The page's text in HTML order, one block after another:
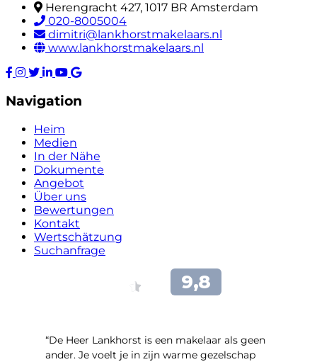
Herengracht 427, 1017 BR Amsterdam
020-8005004
dimitri@lankhorstmakelaars.nl
www.lankhorstmakelaars.nl
Navigation
Heim
Medien
In der Nähe
Dokumente
Angebot
Über uns
Bewertungen
Kontakt
Wertschätzung
Suchanfrage
“De Heer Lankhorst is een makelaar als geen
ander. Je voelt je in zijn warme gezelschap